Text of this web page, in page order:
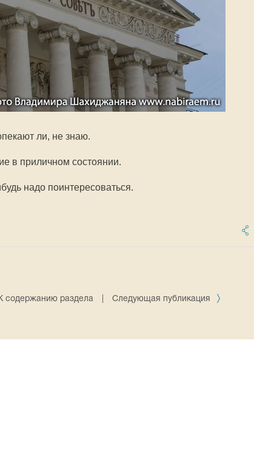
ли, не знаю.
в приличном состоянии.
надо поинтересоваться.
содержанию раздела Следующая публикация